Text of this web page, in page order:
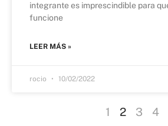
integrante es imprescindible para
funcione
LEER MÁS »
rocio 10/02/2022
1 2 3 4